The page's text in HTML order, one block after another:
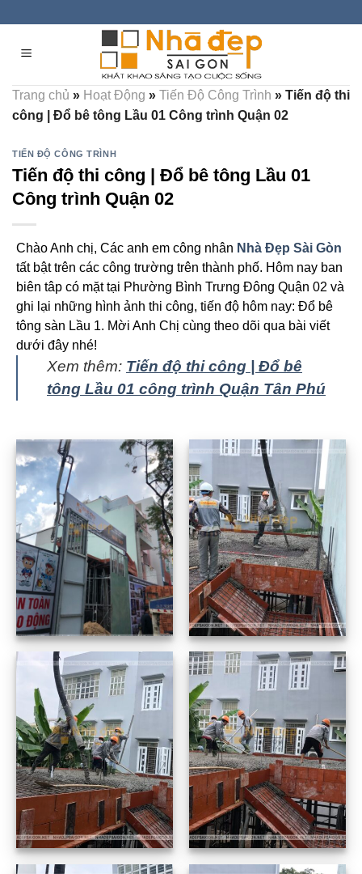
content
Trang chủ » Hoạt Động » Tiến Độ Công Trình » Tiến độ thi
công | Đổ bê tông Lầu 01 Công trình Quận 02
TIẾN ĐỘ CÔNG TRÌNH
Tiến độ thi công | Đổ bê tông Lầu 01
Công trình Quận 02
Chào Anh chị, Các anh em công nhân Nhà Đẹp Sài Gòn
tất bật trên các công trường trên thành phố. Hôm nay ban
biên tâp có mặt tại Phường Bình Trưng Đông Quận 02 và
ghi lại những hình ảnh thi công, tiến độ hôm nay: Đổ bê
tông sàn Lầu 1. Mời Anh Chị cùng theo dõi qua bài viết
dưới đây nhé!
Xem thêm: Tiến độ thi công | Đổ bê
tông Lầu 01 công trình Quận Tân Phú